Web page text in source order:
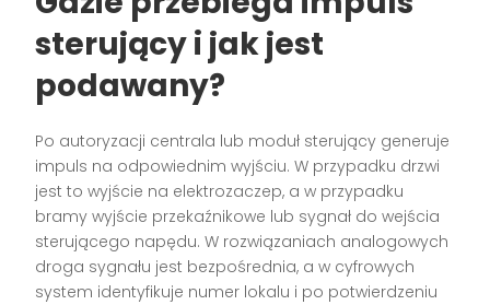
sterujący i jak jest
podawany?
Po autoryzacji centrala lub moduł sterujący generuje
impuls na odpowiednim wyjściu. W przypadku drzwi
jest to wyjście na elektrozaczep, a w przypadku
bramy wyjście przekaźnikowe lub sygnał do wejścia
sterującego napędu. W rozwiązaniach analogowych
droga sygnału jest bezpośrednia, a w cyfrowych
system identyfikuje numer lokalu i po potwierdzeniu